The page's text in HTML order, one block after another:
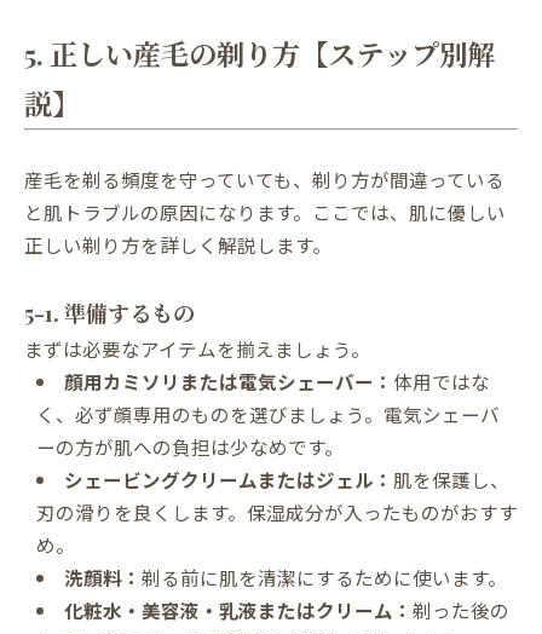
5. 正しい産毛の剃り方【ステップ別解
説】
産毛を剃る頻度を守っていても、剃り方が間違っている
と肌トラブルの原因になります。ここでは、肌に優しい
正しい剃り方を詳しく解説します。
5-1. 準備するもの
まずは必要なアイテムを揃えましょう。
顔用カミソリまたは電気シェーバー： 体用ではな
く、必ず顔専用のものを選びましょう。電気シェーバ
ーの方が肌への負担は少なめです。
シェービングクリームまたはジェル： 肌を保護し、
刃の滑りを良くします。保湿成分が入ったものがおすす
め。
洗顔料： 剃る前に肌を清潔にするために使います。
化粧水・美容液・乳液またはクリーム： 剃った後の